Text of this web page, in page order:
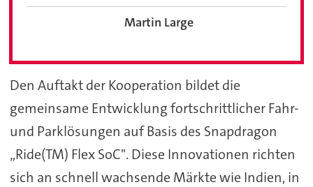
Martin Large
Den Auftakt der Kooperation bildet die
gemeinsame Entwicklung fortschrittlicher Fahr-
und Parklösungen auf Basis des Snapdragon
„Ride(TM) Flex SoC". Diese Innovationen richten
sich an schnell wachsende Märkte wie Indien, in